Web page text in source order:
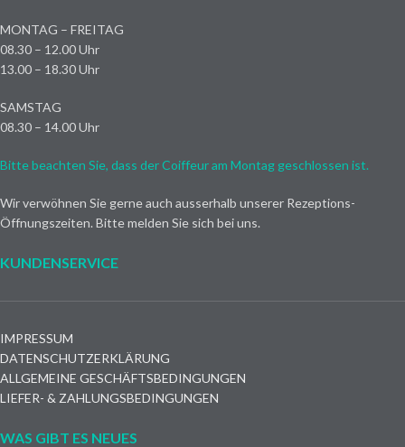
MONTAG – FREITAG
08.30 – 12.00 Uhr
13.00 – 18.30 Uhr
SAMSTAG
08.30 – 14.00 Uhr
Bitte beachten Sie, dass der Coiffeur am Montag geschlossen ist.
Wir verwöhnen Sie gerne auch ausserhalb unserer Rezeptions-
Öffnungszeiten. Bitte melden Sie sich bei uns.
KUNDENSERVICE
IMPRESSUM
DATENSCHUTZERKLÄRUNG
ALLGEMEINE GESCHÄFTSBEDINGUNGEN
LIEFER- & ZAHLUNGSBEDINGUNGEN
WAS GIBT ES NEUES